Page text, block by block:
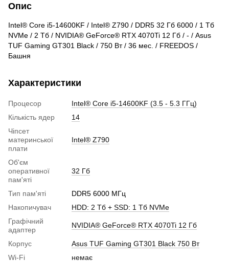
Опис
Intel® Core i5-14600KF / Intel® Z790 / DDR5 32 Гб 6000 / 1 Тб
NVMe / 2 Тб / NVIDIA® GeForce® RTX 4070Ti 12 Гб / - / Asus
TUF Gaming GT301 Black / 750 Вт / 36 мес. / FREEDOS /
Башня
Характеристики
Процесор
Intel® Core i5-14600KF (3.5 - 5.3 ГГц)
Кількість ядер
14
Чіпсет
материнської
плати
Intel® Z790
Об'єм
оперативної
пам'яті
32 Гб
Тип пам'яті
DDR5 6000 МГц
Накопичувач
HDD: 2 Тб + SSD: 1 Тб NVMe
Графічний
адаптер
NVIDIA® GeForce® RTX 4070Ti 12 Гб
Корпус
Asus TUF Gaming GT301 Black 750 Вт
Wi-Fi
немає